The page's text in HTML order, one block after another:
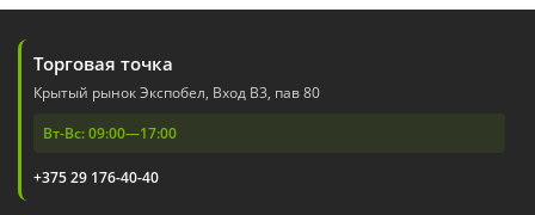
Торговая точка
Крытый рынок Экспобел, Вход В3, пав 80
Вт-Вс: 09:00—17:00
+375 29 176-40-40